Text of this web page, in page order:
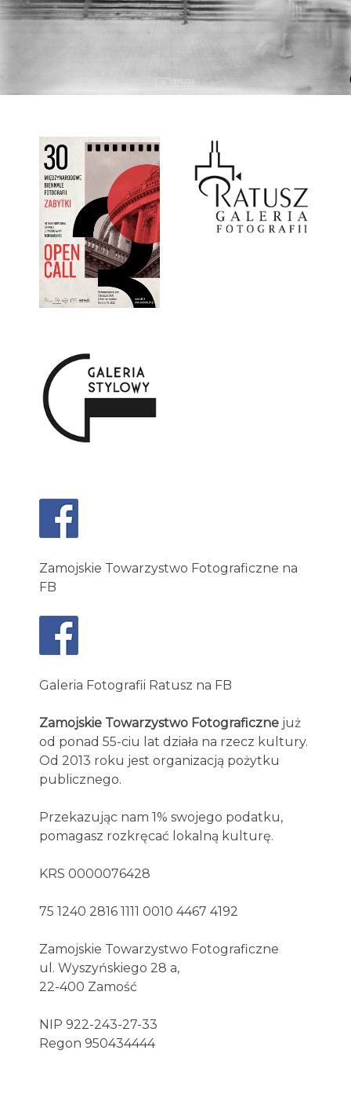
Zamojskie Towarzystwo Fotograficzne na
FB
Galeria Fotografii Ratusz na FB
Zamojskie Towarzystwo Fotograficzne już
od ponad 55-ciu lat działa na rzecz kultury.
Od 2013 roku jest organizacją pożytku
publicznego.
Przekazując nam 1% swojego podatku,
pomagasz rozkręcać lokalną kulturę.
KRS 0000076428
75 1240 2816 1111 0010 4467 4192
Zamojskie Towarzystwo Fotograficzne
ul. Wyszyńskiego 28 a,
22-400 Zamość
NIP 922-243-27-33
Regon 950434444